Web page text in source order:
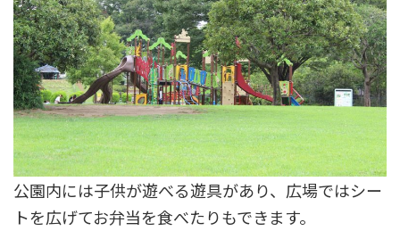
公園内には子供が遊べる遊具があり、広場ではシー
トを広げてお弁当を食べたりもできます。